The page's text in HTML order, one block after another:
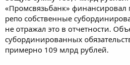
«Промсвязьбанк» финансировал
репо собственные
не отражал это в отчетности.
субординированных
примерно 109 млрд рублей.